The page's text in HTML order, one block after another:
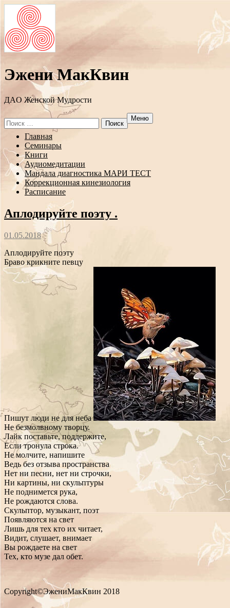
Эжени МакКвин
ДAO Женской Мудрости
Search
for:
Меню
Перейти
содержанию
Главная
Семинары
Книги
Аудиомедитации
Мандала диагностика МАРИ ТЕСТ
Коррекционная кинезиология
Расписание
Аплодируйте поэту .
01.05.2018
Аплодируйте поэту
Браво крикните певцу
Пишут люди не для неба
Не безмолвному творцу.
Лайк поставьте, поддержите,
Если тронула строка.
Не молчите, напишите
Ведь без отзыва пространства
Нет ни песни, нет ни строчки,
Ни картины, ни скульптуры
Не поднимется рука,
Не рождаются слова.
Скульптор, музыкант, поэт
Появляются на свет
Лишь для тех кто их читает,
Видит, слушает, внимает
Вы рождаете на свет
Тех, кто музе дал обет.
Copyright©ЭжениМакКвин 2018